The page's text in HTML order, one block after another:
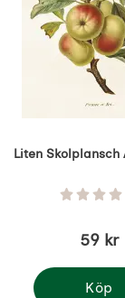
Liten Skolplansch
Art. nr 6868
59 kr
Köp